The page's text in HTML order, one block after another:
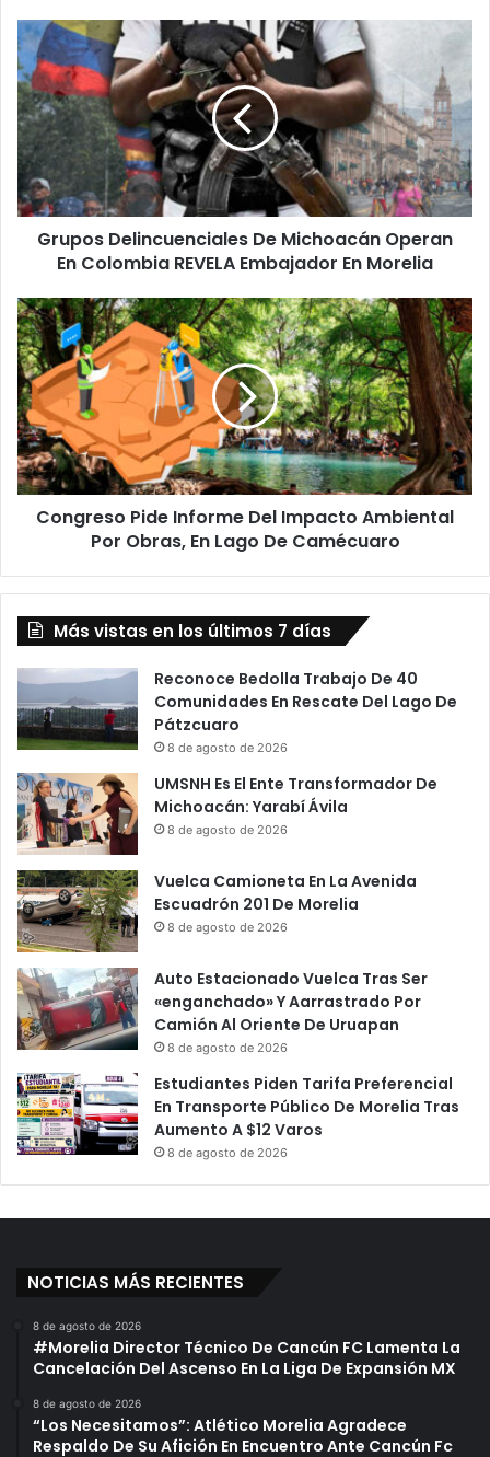
Grupos
Delincuenciales
De
Michoacán
Operan
En
Colombia
REVELA
Embajador
Morelia
Grupos Delincuenciales De Michoacán Operan
En Colombia REVELA Embajador En Morelia
Congreso
Pide
Informe
Del
Impacto
Ambiental
Por
Obras,
En
LagoCongreso Pide Informe Del Impacto Ambiental
Por Obras, En Lago De Camécuaro
Más vistas en los últimos 7 días
Reconoce Bedolla Trabajo De 40
Comunidades En Rescate Del Lago De
Pátzcuaro
8 de agosto de 2026
UMSNH Es El Ente Transformador De
Michoacán: Yarabí Ávila
8 de agosto de 2026
Vuelca Camioneta En La Avenida
Escuadrón 201 De Morelia
8 de agosto de 2026
Auto Estacionado Vuelca Tras Ser
«enganchado» Y Aarrastrado Por
Camión Al Oriente De Uruapan
8 de agosto de 2026
Estudiantes Piden Tarifa Preferencial
En Transporte Público De Morelia Tras
Aumento A $12 Varos
8 de agosto de 2026
NOTICIAS MÁS RECIENTES
8 de agosto de 2026
#Morelia Director Técnico De Cancún FC Lamenta La
Cancelación Del Ascenso En La Liga De Expansión MX
8 de agosto de 2026
“Los Necesitamos”: Atlético Morelia Agradece
Respaldo De Su Afición En Encuentro Ante Cancún Fc